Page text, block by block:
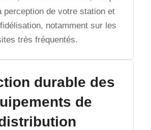
perception de votre station et
notamment sur les
très fréquentés.
durable des
de